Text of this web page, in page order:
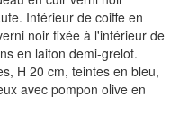
Intérieur de coiffe en
noir fixée à l'intérieur de
en laiton demi-grelot.
H 20 cm, teintes en bleu,
avec pompon olive en